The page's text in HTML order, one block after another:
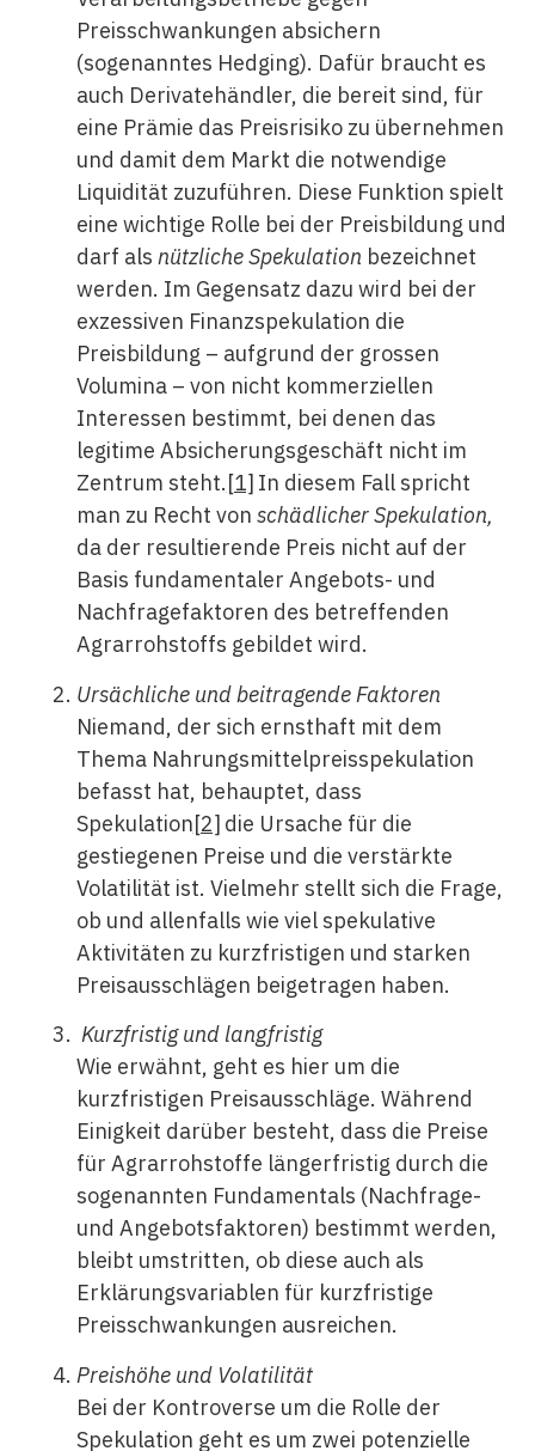
Preisschwankungen absichern
(sogenanntes Hedging). Dafür braucht es
auch Derivatehändler, die bereit sind, für
eine Prämie das Preisrisiko zu übernehmen
und damit dem Markt die notwendige
Liquidität zuzuführen. Diese Funktion spielt
eine wichtige Rolle bei der Preisbildung und
darf als nützliche Spekulation bezeichnet
werden. Im Gegensatz dazu wird bei der
exzessiven Finanzspekulation die
Preisbildung – aufgrund der grossen
Volumina – von nicht kommerziellen
Interessen bestimmt, bei denen das
legitime Absicherungsgeschäft nicht im
Zentrum steht.[1] In diesem Fall spricht
man zu Recht von schädlicher Spekulation,
da der resultierende Preis nicht auf der
Basis fundamentaler Angebots- und
Nachfragefaktoren des betreffenden
Agrarrohstoffs gebildet wird.
Ursächliche und beitragende Faktoren
Niemand, der sich ernsthaft mit dem
Thema Nahrungsmittelpreisspekulation
befasst hat, behauptet, dass
Spekulation[2] die Ursache für die
gestiegenen Preise und die verstärkte
Volatilität ist. Vielmehr stellt sich die Frage,
ob und allenfalls wie viel spekulative
Aktivitäten zu kurzfristigen und starken
Preisausschlägen beigetragen haben.
Kurzfristig und langfristig
Wie erwähnt, geht es hier um die
kurzfristigen Preisausschläge. Während
Einigkeit darüber besteht, dass die Preise
für Agrarrohstoffe längerfristig durch die
sogenannten Fundamentals (Nachfrage-
und Angebotsfaktoren) bestimmt werden,
bleibt umstritten, ob diese auch als
Erklärungsvariablen für kurzfristige
Preisschwankungen ausreichen.
Preishöhe und Volatilität
Bei der Kontroverse um die Rolle der
Spekulation geht es um zwei potenzielle